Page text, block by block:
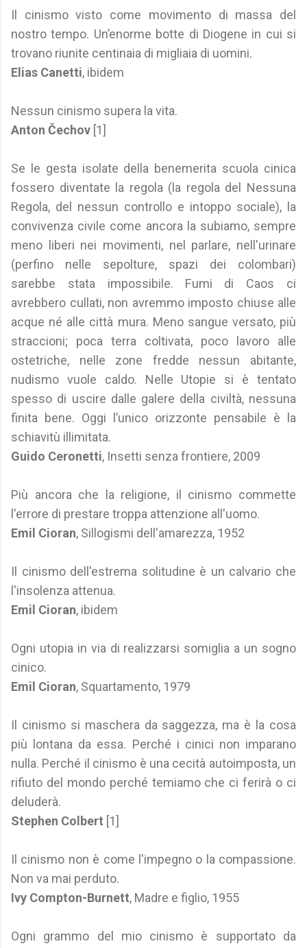
Il cinismo visto come movimento di massa del
nostro tempo. Un’enorme botte di Diogene in cui si
trovano riunite centinaia di migliaia di uomini.
Elias Canetti, ibidem
Nessun cinismo supera la vita.
Anton Čechov [1]
Se le gesta isolate della benemerita scuola cinica
fossero diventate la regola (la regola del Nessuna
Regola, del nessun controllo e intoppo sociale), la
convivenza civile come ancora la subiamo, sempre
meno liberi nei movimenti, nel parlare, nell'urinare
(perfino nelle sepolture, spazi dei colombari)
sarebbe stata impossibile. Fumi di Caos ci
avrebbero cullati, non avremmo imposto chiuse alle
acque né alle città mura. Meno sangue versato, più
straccioni; poca terra coltivata, poco lavoro alle
ostetriche, nelle zone fredde nessun abitante,
nudismo vuole caldo. Nelle Utopie si è tentato
spesso di uscire dalle galere della civiltà, nessuna
finita bene. Oggi l’unico orizzonte pensabile è la
schiavitù illimitata.
Guido Ceronetti, Insetti senza frontiere, 2009
Più ancora che la religione, il cinismo commette
l'errore di prestare troppa attenzione all'uomo.
Emil Cioran, Sillogismi dell'amarezza, 1952
Il cinismo dell'estrema solitudine è un calvario che
l'insolenza attenua.
Emil Cioran, ibidem
Ogni utopia in via di realizzarsi somiglia a un sogno
cinico.
Emil Cioran, Squartamento, 1979
Il cinismo si maschera da saggezza, ma è la cosa
più lontana da essa. Perché i cinici non imparano
nulla. Perché il cinismo è una cecità autoimposta, un
rifiuto del mondo perché temiamo che ci ferirà o ci
deluderà.
Stephen Colbert [1]
Il cinismo non è come l'impegno o la compassione.
Non va mai perduto.
Ivy Compton-Burnett, Madre e figlio, 1955
Ogni grammo del mio cinismo è supportato da